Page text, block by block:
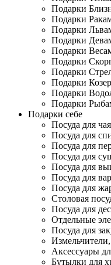
Подарки
Подарки
Подарки
Подарки
Подарки
Подарки
Подарки
Подарки
Подарки
Подарки
Подарки себе
Посуда для
Посуда для
Посуда для
Посуда для
Посуда для
Посуда для
Посуда для
Столовая
Посуда для
Отдельные
Посуда для
Аксессуары
Бутылки для